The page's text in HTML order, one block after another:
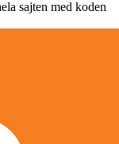
sajten med koden